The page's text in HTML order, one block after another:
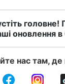
головне!
оновлення
нас там, де